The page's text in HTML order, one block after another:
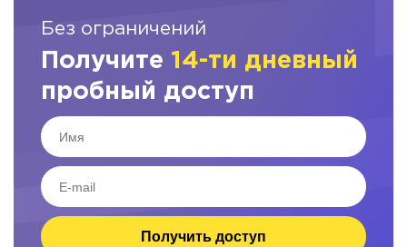
Без ограничений
Получите 14-ти дневный
пробный доступ
Получить доступ